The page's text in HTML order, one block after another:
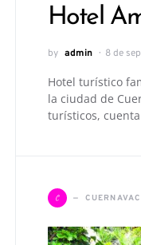
Hotel
by admin 8 de
Hotel turístico
la ciudad de
turísticos,
C